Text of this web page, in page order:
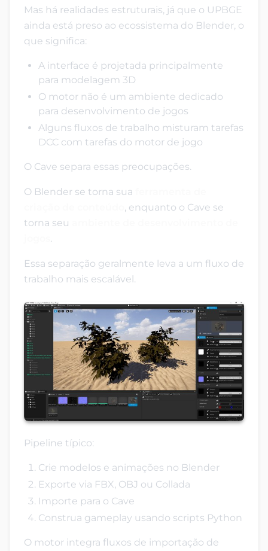
Mas há realidades estruturais, já que o UPBGE
ainda está preso ao ecossistema do Blender, o
que significa:
A interface é projetada principalmente
para modelagem 3D
O motor não é um ambiente dedicado
para desenvolvimento de jogos
Alguns fluxos de trabalho misturam tarefas
DCC com tarefas do motor de jogo
O Cave separa essas preocupações.
O Blender se torna sua
, enquanto o Cave se
torna seu
.
Essa separação geralmente leva a um fluxo de
trabalho mais escalável.
Pipeline típico:
Crie modelos e animações no Blender
Exporte via FBX, OBJ ou Collada
Importe para o Cave
Construa gameplay usando scripts Python
O motor integra fluxos de importação de